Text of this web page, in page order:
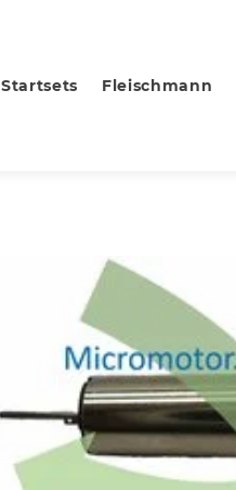
Startsets Fleischmann